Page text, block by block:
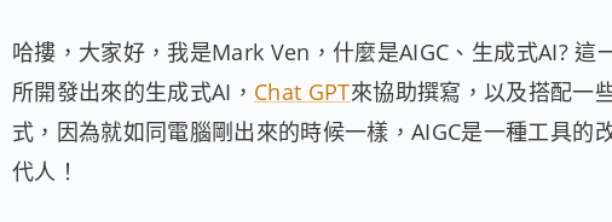
哈摟，大家好，我是Mark Ven，什麼是AIGC、生成式AI? 這
所開發出來的生成式AI， Chat GPT來協助撰寫，以及搭配一
式，因為就如同電腦剛出來的時候一樣，AIGC是一種工具
代人！